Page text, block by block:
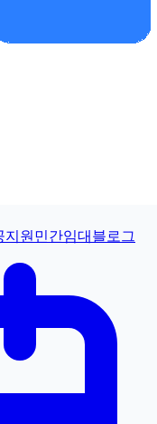
지원민간임대 블로그